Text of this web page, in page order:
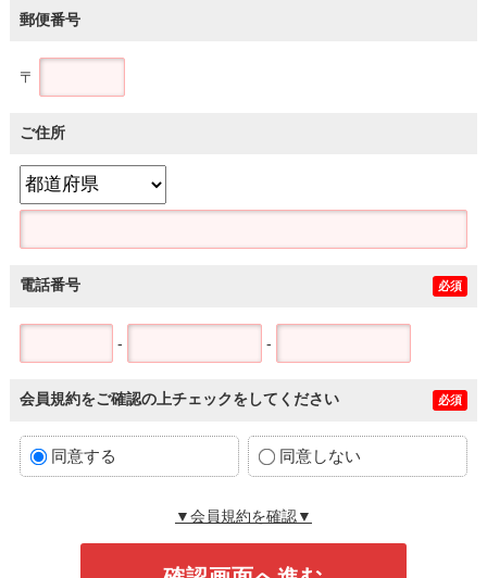
郵便番号
〒
ご住所
電話番号 必須
- -
会員規約をご確認の上チェックをしてください 必須
同意する 同意しない
▼会員規約を確認▼